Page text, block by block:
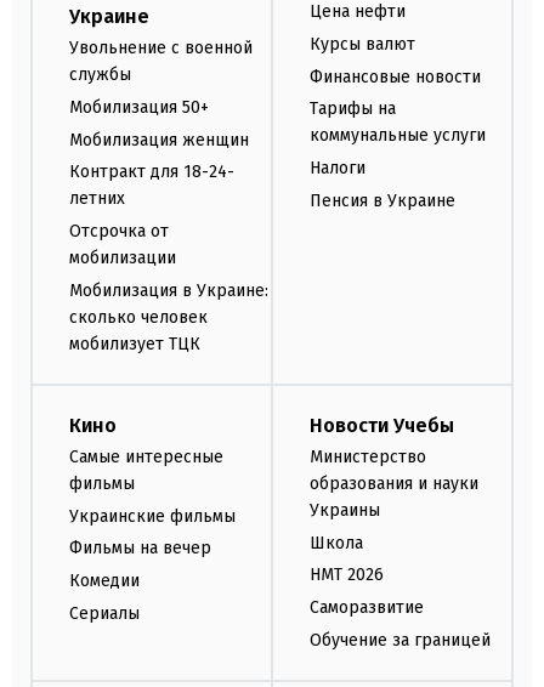
Украине
Увольнение с военной
службы
Мобилизация 50+
Мобилизация женщин
Контракт для 18-24-
летних
Отсрочка от
мобилизации
Мобилизация в Украине:
сколько человек
мобилизует ТЦК
Цена нефти
Курсы валют
Финансовые новости
Тарифы на
коммунальные услуги
Налоги
Пенсия в Украине
Кино
Самые интересные
фильмы
Украинские фильмы
Фильмы на вечер
Комедии
Сериалы
Новости Учебы
Министерство
образования и науки
Украины
Школа
НМТ 2026
Саморазвитие
Обучение за границей